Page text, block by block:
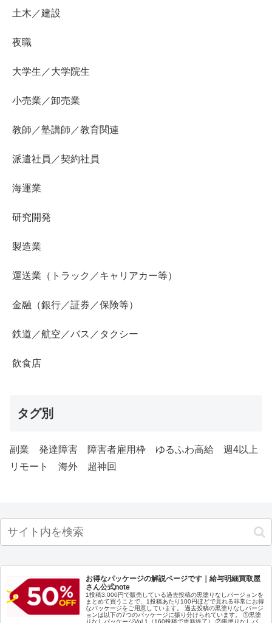
土木／建設
夜職
大学生／大学院生
小売業／卸売業
教師／塾講師／教育関連
派遣社員／契約社員
海運業
研究開発
製造業
運送業（トラック／キャリアカー等）
金融（銀行／証券／保険等）
鉄道／航空／バス／タクシー
飲食店
タグ別
副業 発達障害 障害者雇用枠 ゆるふわ高給
週4以上
リモート
海外 超神回
お得なパッケージの解説ページです｜給与明細買取屋
さん公式note
1投稿3,000円で販売している過去投稿の黒塗りなしバージョンを
まとめて買うことで、1投稿あたり100円ほどで見れる非常にお得
なパッケージをご用意しています。 過去投稿の黒塗りなしバージ
ョンは以下の7つのパッケージに振り分けられています。 ①黒塗
りなしパッケージVol.1（160投稿で更新終了） ②黒塗りなしパ